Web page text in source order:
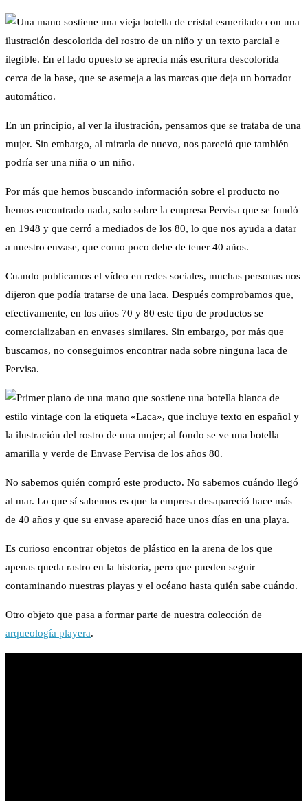
En un principio, al ver la ilustración, pensamos que se trataba de una
mujer. Sin embargo, al mirarla de nuevo, nos pareció que también
podría ser una niña o un niño.
Por más que hemos buscando información sobre el producto no
hemos encontrado nada, solo sobre la empresa Pervisa que se fundó
en 1948 y que cerró a mediados de los 80, lo que nos ayuda a datar
a nuestro envase, que como poco debe de tener 40 años.
Cuando publicamos el vídeo en redes sociales, muchas personas nos
dijeron que podía tratarse de una laca. Después comprobamos que,
efectivamente, en los años 70 y 80 este tipo de productos se
comercializaban en envases similares. Sin embargo, por más que
buscamos, no conseguimos encontrar nada sobre ninguna laca de
Pervisa.
No sabemos quién compró este producto. No sabemos cuándo llegó
al mar. Lo que sí sabemos es que la empresa desapareció hace más
de 40 años y que su envase apareció hace unos días en una playa.
Es curioso encontrar objetos de plástico en la arena de los que
apenas queda rastro en la historia, pero que pueden seguir
contaminando nuestras playas y el océano hasta quién sabe cuándo.
Otro objeto que pasa a formar parte de nuestra colección de
arqueología playera.